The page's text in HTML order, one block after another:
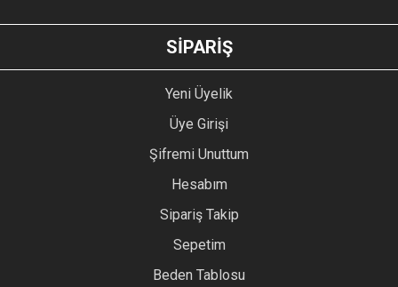
GÖNDER
SİPARİŞ
Yeni Üyelik
Üye Girişi
Şifremi Unuttum
Hesabım
Sipariş Takip
Sepetim
Beden Tablosu